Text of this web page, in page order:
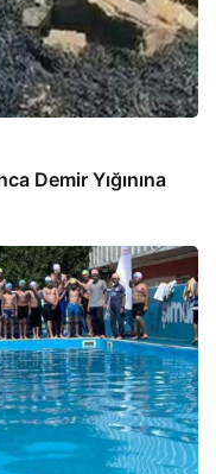
Demir Yığınına